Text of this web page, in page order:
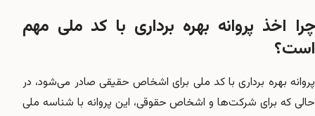
چرا اخذ پروانه بهره برداری با کد ملی مهم
است؟
پروانه بهره برداری با کد ملی برای اشخاص حقیقی صادر می‌شود، در
حالی که برای شرکت‌ها و اشخاص حقوقی، این پروانه با شناسه ملی